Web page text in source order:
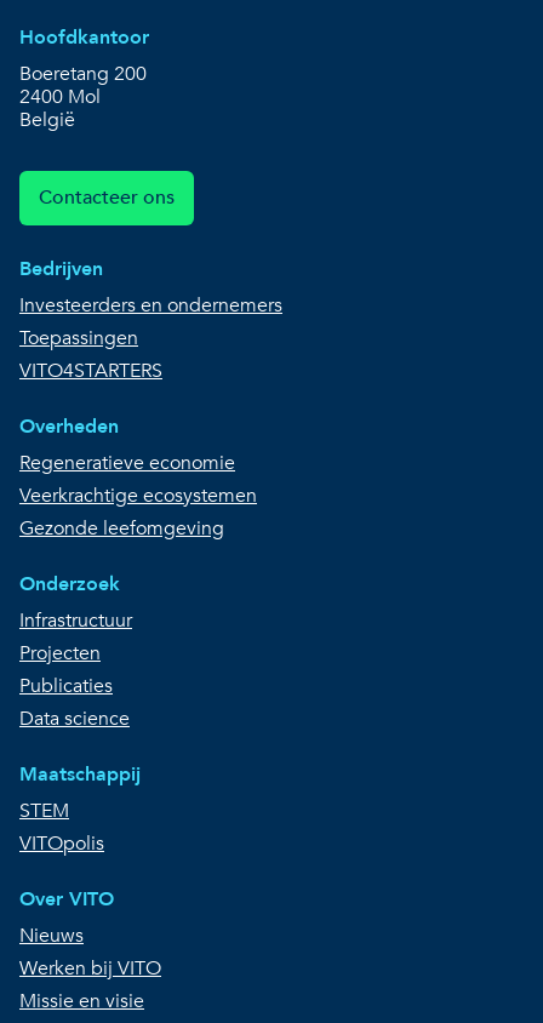
Hoofdkantoor
Boeretang 200
2400 Mol
België
Contacteer ons
Bedrijven
Investeerders en ondernemers
Toepassingen
VITO4STARTERS
Overheden
Regeneratieve economie
Veerkrachtige ecosystemen
Gezonde leefomgeving
Onderzoek
Infrastructuur
Projecten
Publicaties
Data science
Maatschappij
STEM
VITOpolis
Over VITO
Nieuws
Werken bij VITO
Missie en visie